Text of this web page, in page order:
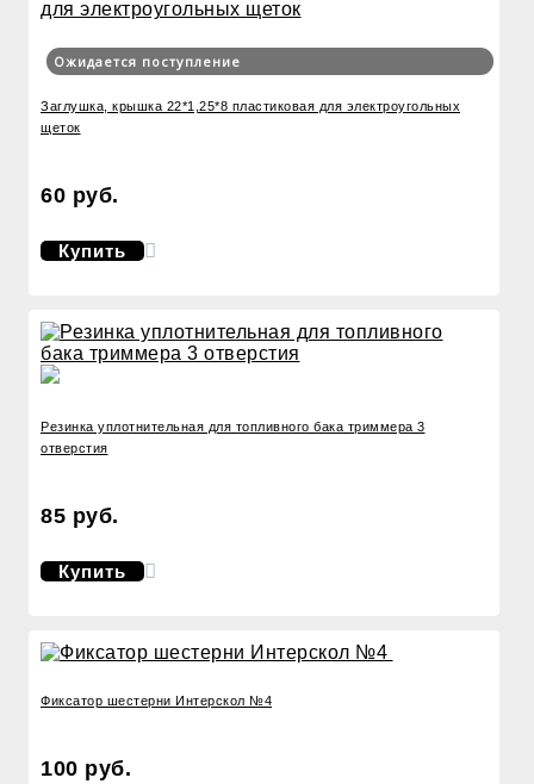
Ожидается поступление
Заглушка, крышка 22*1,25*8 пластиковая для электроугольных
щеток
60 руб.
Купить
Резинка уплотнительная для топливного бака триммера 3
отверстия
85 руб.
Купить
Фиксатор шестерни Интерскол №4
100 руб.